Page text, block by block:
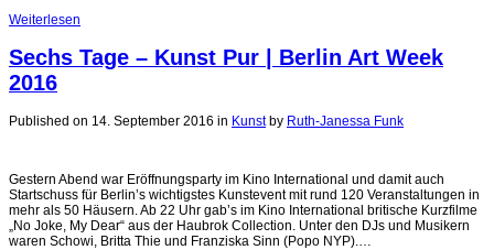
Weiterlesen
Sechs Tage – Kunst Pur | Berlin Art Week
2016
Published on 14. September 2016 in Kunst by Ruth-Janessa Funk
Gestern Abend war Eröffnungsparty im Kino International und damit auch
Startschuss für Berlin’s wichtigstes Kunstevent mit rund 120 Veranstaltungen in
mehr als 50 Häusern. Ab 22 Uhr gab’s im Kino International britische Kurzfilme
„No Joke, My Dear“ aus der Haubrok Collection. Unter den DJs und Musikern
waren Schowi, Britta Thie und Franziska Sinn (Popo NYP).…